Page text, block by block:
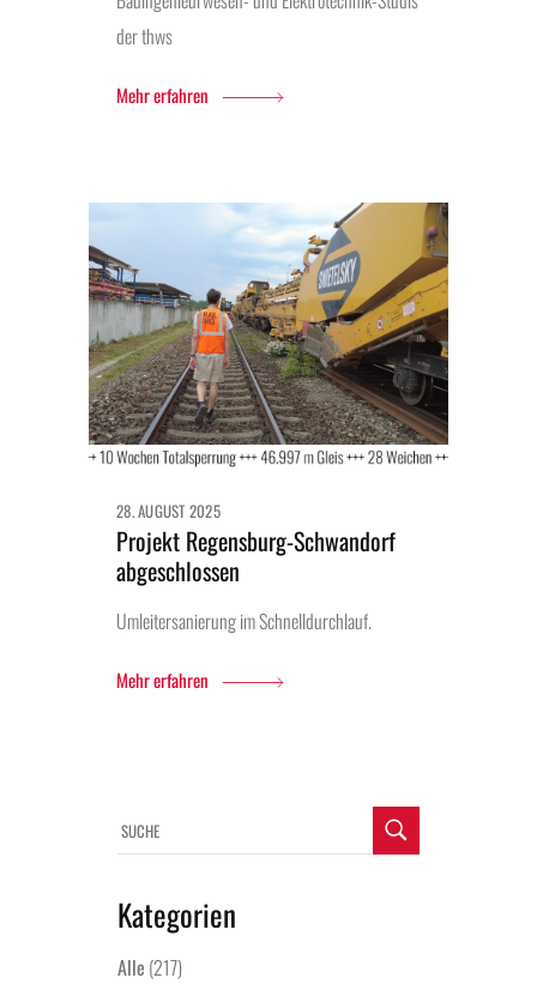
der thws
Mehr erfahren
28. AUGUST 2025
Projekt Regensburg-Schwandorf
abgeschlossen
Umleitersanierung im Schnelldurchlauf.
Mehr erfahren
Kategorien
Alle (217)